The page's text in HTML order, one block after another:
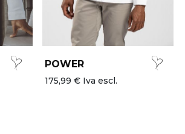
POWER
175,99 € Iva escl.